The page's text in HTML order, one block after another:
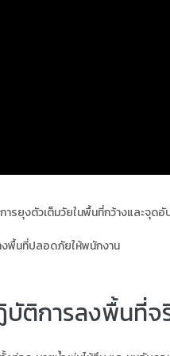
ยุงตัวเต็มวัยในพื้นที่กว้างและจุดอั
งพื้นที่ปลอดภัยให้พนักงาน
บัติการลงพื้นที่จ